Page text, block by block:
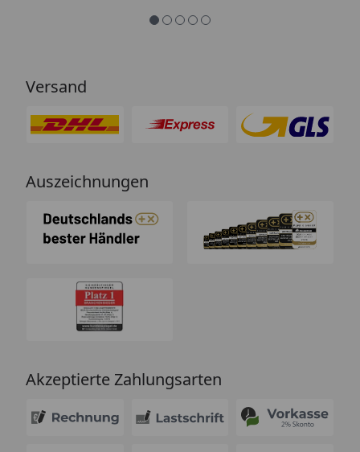
Versand
Auszeichnungen
Akzeptierte Zahlungsarten